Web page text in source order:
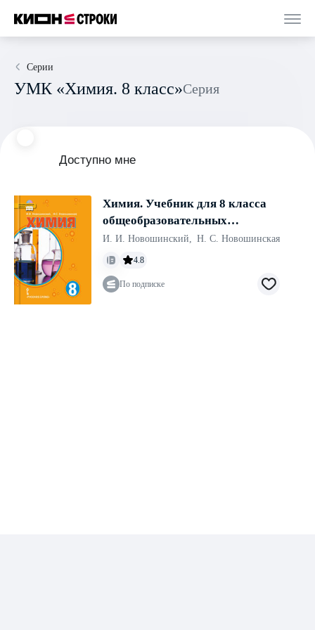
Серии
УМК «Химия. 8 класс» Серия
Доступно мне
Химия. Учебник для 8 класса
общеобразовательных
учреждений
И. И. Новошинский, Н. С. Новошинская
4.8
По подписке